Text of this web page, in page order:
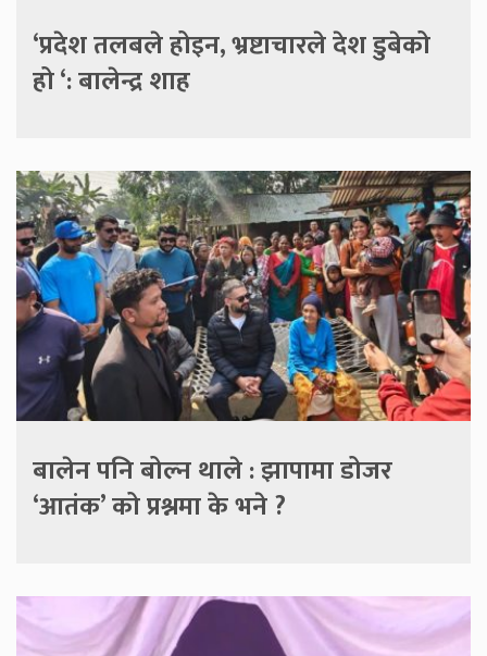
‘प्रदेश तलबले होइन, भ्रष्टाचारले देश डुबेको
हो ‘: बालेन्द्र शाह
बालेन पनि बोल्न थाले : झापामा डोजर
‘आतंक’ को प्रश्नमा के भने ?